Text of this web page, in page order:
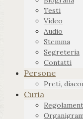
Testi
Video
Audio
Stemma
Segreteria
Contatti
Persone
Preti,
Curia